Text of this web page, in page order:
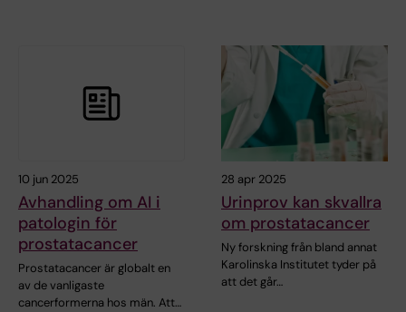
10 jun 2025
Avhandling om AI i
patologin för
prostatacancer
Prostatacancer är globalt en
av de vanligaste
cancerformerna hos män. Att…
28 apr 2025
Urinprov kan skvallra
om prostatacancer
Ny forskning från bland annat
Karolinska Institutet tyder på
att det går…